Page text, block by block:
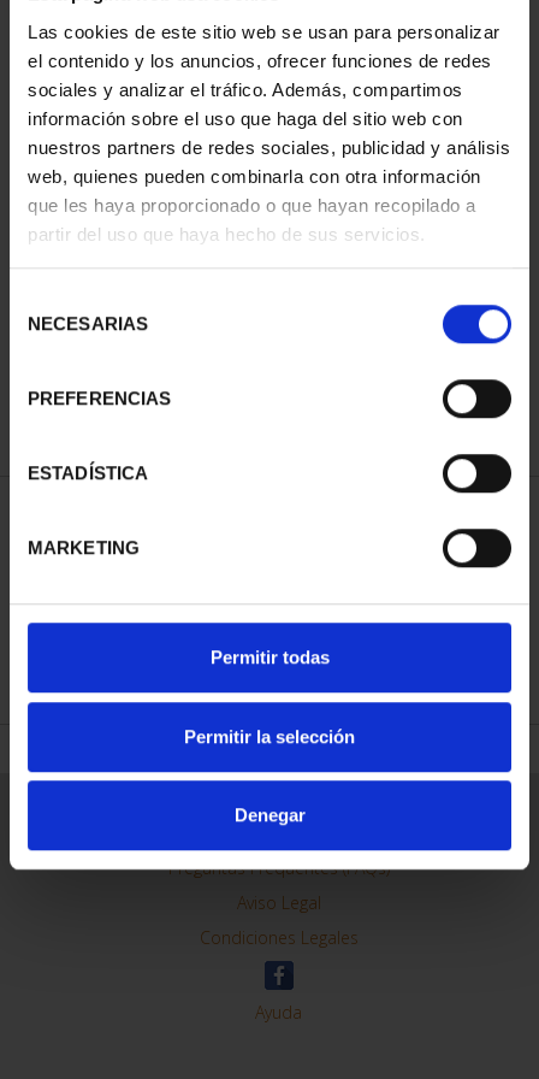
Las cookies de este sitio web se usan para personalizar
el contenido y los anuncios, ofrecer funciones de redes
sociales y analizar el tráfico. Además, compartimos
información sobre el uso que haga del sitio web con
nuestros partners de redes sociales, publicidad y análisis
web, quienes pueden combinarla con otra información
que les haya proporcionado o que hayan recopilado a
partir del uso que haya hecho de sus servicios.
NECESARIAS
PREFERENCIAS
ESTADÍSTICA
MARKETING
Permitir todas
Permitir la selección
Denegar
PATRIMONIO
NACIONAL I - EL
73,00 €
CAPITALES DE
PROVINCIA COLECCION
3.796,00 €
REFINAR
Información General
Contacto
Preguntas Frequentes (FAQs)
Aviso Legal
Condiciones Legales
Ayuda